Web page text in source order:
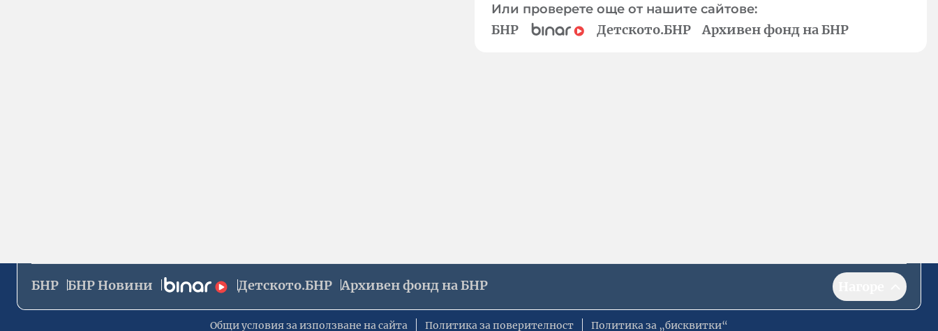
Или проверете още от нашите сайтове:
БНР Детското.БНР Архивен фонд на БНР
БНР БНР Новини Детското.БНР Архивен фонд на БНР
Общи условия за използване на сайта Политика за поверителност Политика за „бисквитки“